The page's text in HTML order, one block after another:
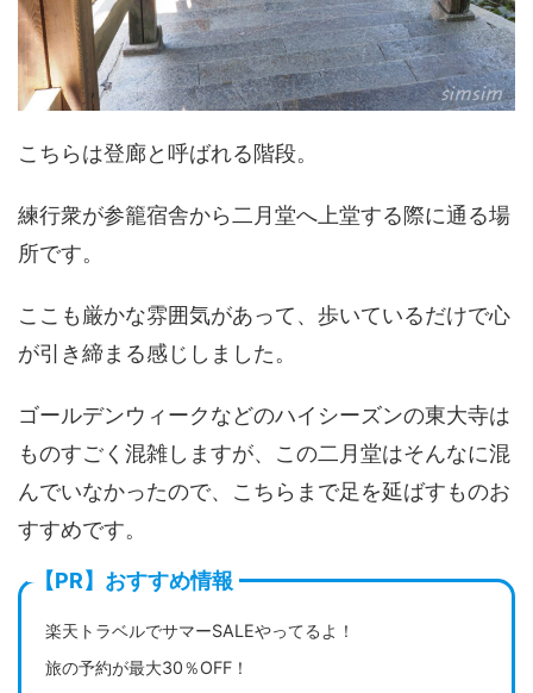
こちらは登廊と呼ばれる階段。
練行衆が参籠宿舎から二月堂へ上堂する際に通る場
所です。
ここも厳かな雰囲気があって、歩いているだけで心
が引き締まる感じしました。
ゴールデンウィークなどのハイシーズンの東大寺は
ものすごく混雑しますが、この二月堂はそんなに混
んでいなかったので、こちらまで足を延ばすものお
すすめです。
【PR】おすすめ情報
楽天トラベルでサマーSALEやってるよ！
旅の予約が最大30％OFF！